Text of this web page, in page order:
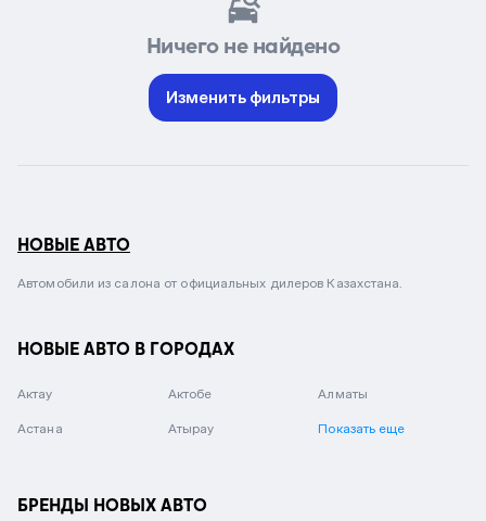
Ничего не найдено
Изменить фильтры
НОВЫЕ АВТО
Автомобили из салона от официальных дилеров Казахстана.
НОВЫЕ АВТО В ГОРОДАХ
Актау Актобе Алматы
Астана Атырау Показать еще
БРЕНДЫ НОВЫХ АВТО